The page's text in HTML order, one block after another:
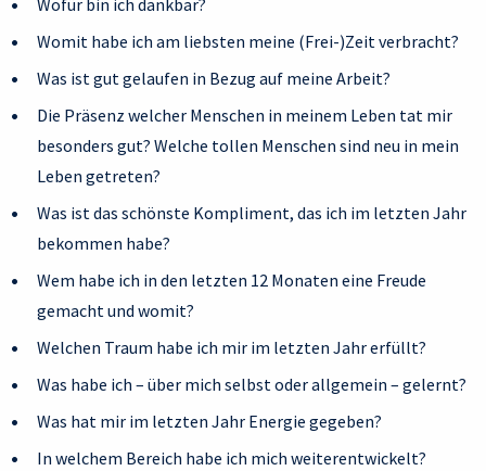
Wofür bin ich dankbar?
Womit habe ich am liebsten meine (Frei-)Zeit verbracht?
Was ist gut gelaufen in Bezug auf meine Arbeit?
Die Präsenz welcher Menschen in meinem Leben tat mir
besonders gut? Welche tollen Menschen sind neu in mein
Leben getreten?
Was ist das schönste Kompliment, das ich im letzten Jahr
bekommen habe?
Wem habe ich in den letzten 12 Monaten eine Freude
gemacht und womit?
Welchen Traum habe ich mir im letzten Jahr erfüllt?
Was habe ich – über mich selbst oder allgemein – gelernt?
Was hat mir im letzten Jahr Energie gegeben?
In welchem Bereich habe ich mich weiterentwickelt?